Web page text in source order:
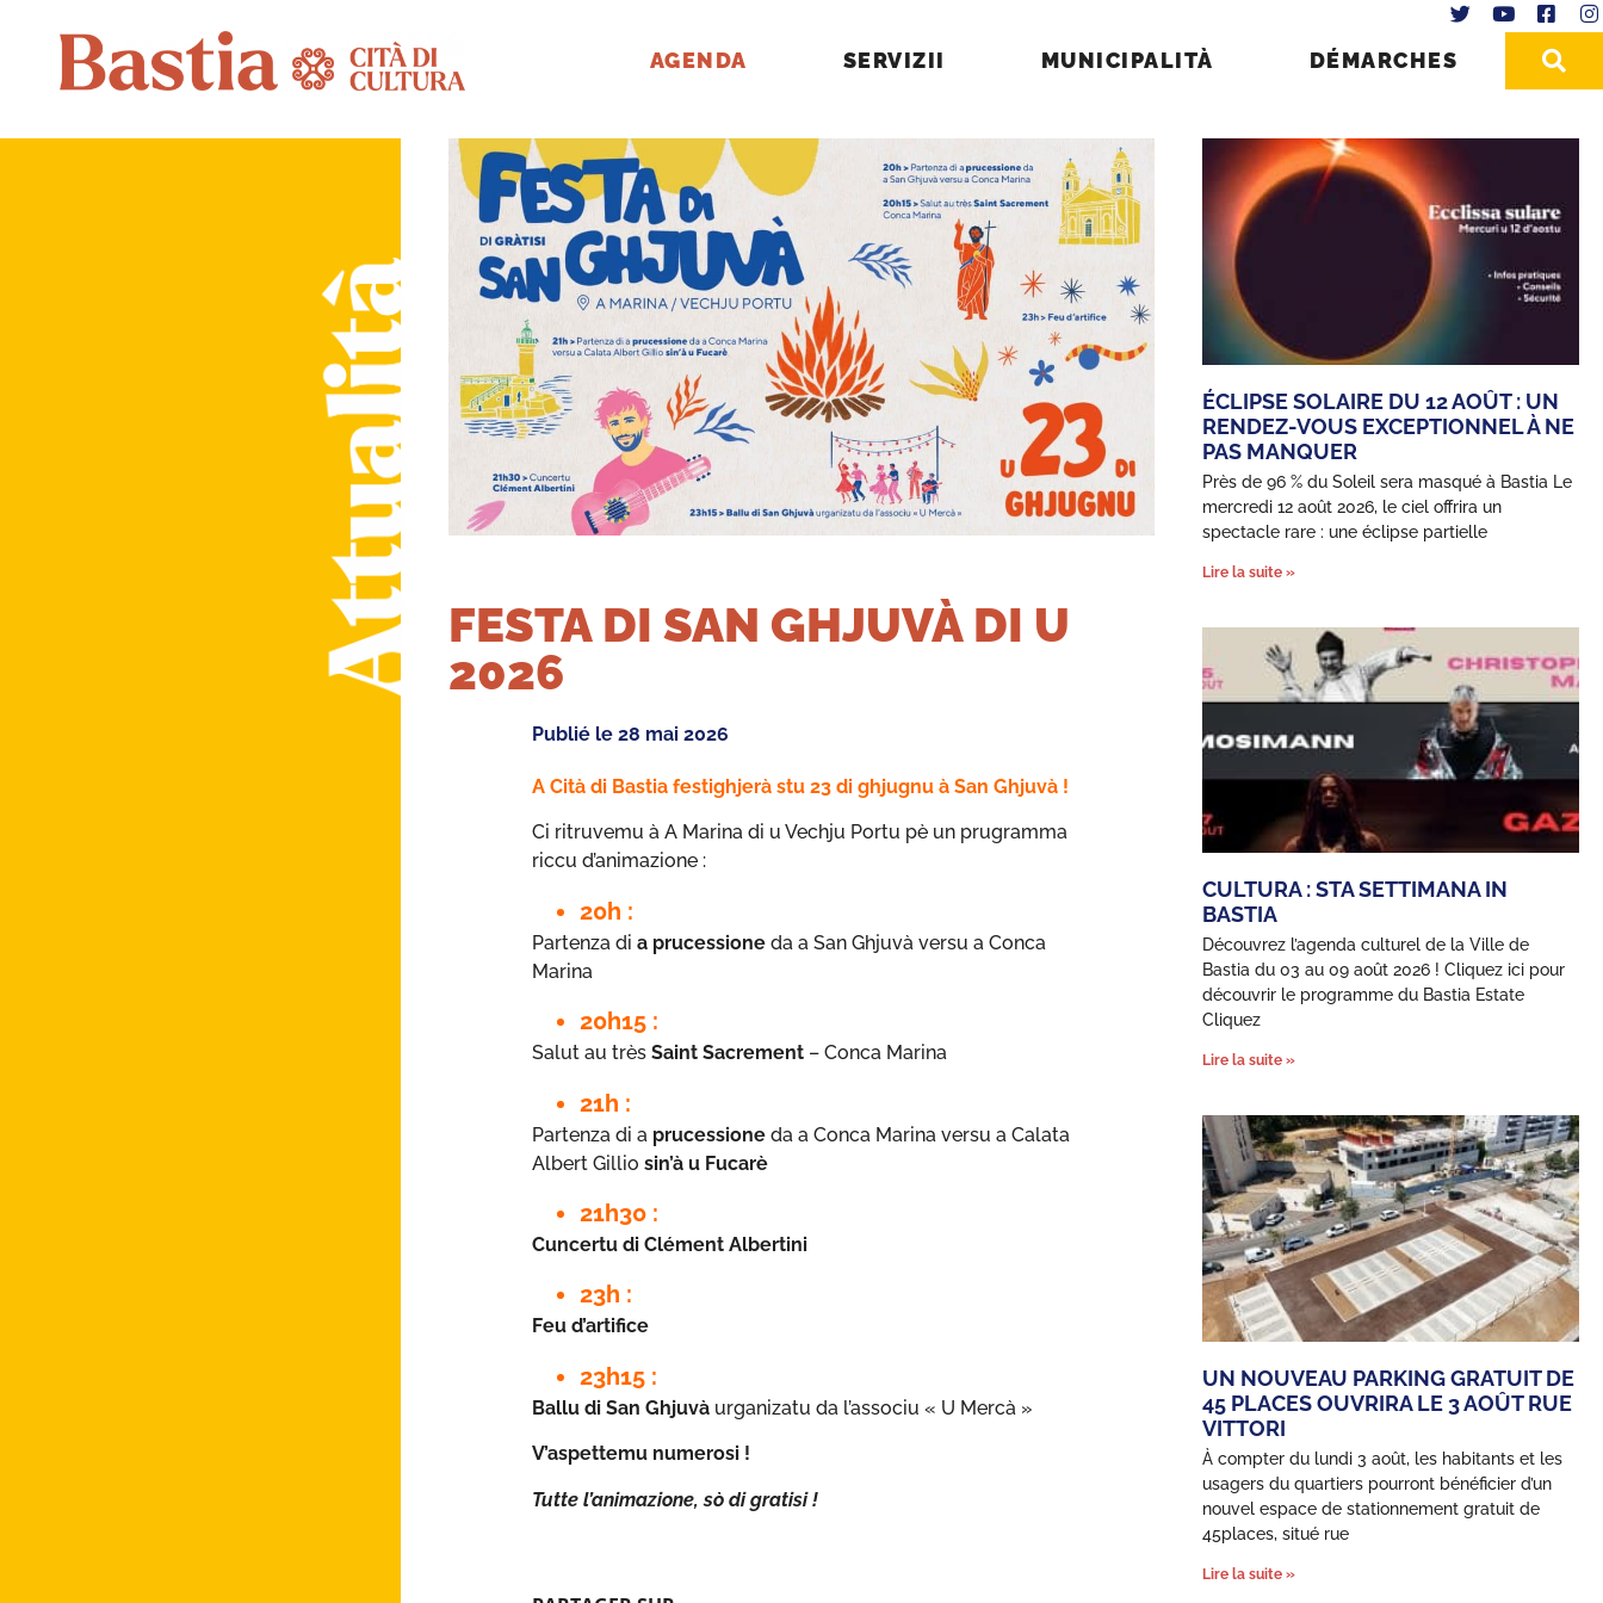
AGENDA SERVIZII MUNICIPALITÀ DÉMARCHES
FESTA DI SAN GHJUVÀ DI U
2026
Publié le 28 mai 2026
A Cità di Bastia festighjerà stu 23 di ghjugnu à San Ghjuvà !
Ci ritruvemu à A Marina di u Vechju Portu pè un prugramma
riccu d’animazione :
20h :
Partenza di a prucessione da a San Ghjuvà versu a Conca
Marina
20h15 :
Salut au très Saint Sacrement – Conca Marina
21h :
Partenza di a prucessione da a Conca Marina versu a Calata
Albert Gillio sin’à u Fucarè
21h30 :
Cuncertu di Clément Albertini
23h :
Feu d’artifice
23h15 :
Ballu di San Ghjuvà urganizatu da l’associu « U Mercà »
V’aspettemu numerosi !
Tutte l’animazione, sò di gratisi !
ÉCLIPSE SOLAIRE DU 12 AOÛT : UN
RENDEZ-VOUS EXCEPTIONNEL À NE
PAS MANQUER
Près de 96 % du Soleil sera masqué à Bastia Le
mercredi 12 août 2026, le ciel offrira un
spectacle rare : une éclipse partielle
Lire la suite »
CULTURA : STA SETTIMANA IN
BASTIA
Découvrez l’agenda culturel de la Ville de
Bastia du 03 au 09 août 2026 ! Cliquez ici pour
découvrir le programme du Bastia Estate
Cliquez
Lire la suite »
UN NOUVEAU PARKING GRATUIT DE
45 PLACES OUVRIRA LE 3 AOÛT RUE
VITTORI
À compter du lundi 3 août, les habitants et les
usagers du quartiers pourront bénéficier d’un
nouvel espace de stationnement gratuit de
45places, situé rue
Lire la suite »